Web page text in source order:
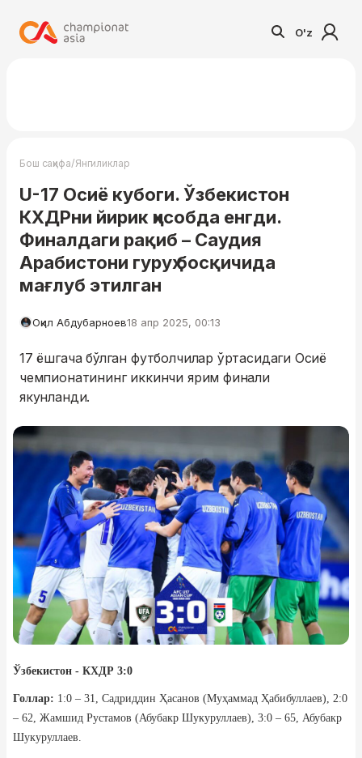
O'z
Бош саҳифа/Янгиликлар
U-17 Осиё кубоги. Ўзбекистон
КХДРни йирик ҳисобда енгди.
Финалдаги рақиб – Саудия
Арабистони гуруҳ босқичида
мағлуб этилган
Оқил Абдубарноев18 апр 2025, 00:13
17 ёшгача бўлган футболчилар ўртасидаги Осиё
чемпионатининг иккинчи ярим финали
якунланди.
Ўзбекистон - КХДР 3:0
Голлар: 1:0 – 31, Садриддин Ҳасанов (Муҳаммад Ҳабибуллаев), 2:0
– 62, Жамшид Рустамов (Абубакр Шукуруллаев), 3:0 – 65, Абубакр
Шукуруллаев.